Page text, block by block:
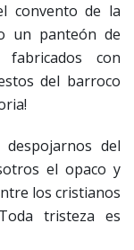
convento de la
un panteón de
con
del barroco
del
el opaco y
los cristianos
tristeza es